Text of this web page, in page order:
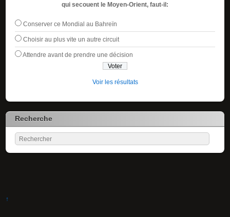
qui secouent le Moyen-Orient, faut-il:
Conserver ce Mondial au Bahreïn
Choisir au plus vite un autre circuit
Attendre avant de prendre une décision
Voir les résultats
Recherche
↑